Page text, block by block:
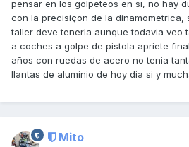
pensar en los golpeteos en si, no hay
con la precisiçon de la dinamometrica,
taller deve tenerla aunque todavia veo
a coches a golpe de pistola apriete
años con ruedas de acero no tenia
llantas de aluminio de hoy dia si y
Mito